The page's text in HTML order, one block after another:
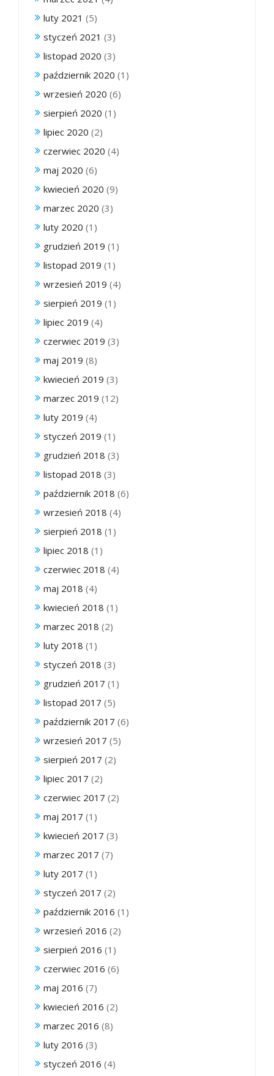
luty 2021 (5)
styczeń 2021 (3)
listopad 2020 (3)
październik 2020 (1)
wrzesień 2020 (6)
sierpień 2020 (1)
lipiec 2020 (2)
czerwiec 2020 (4)
maj 2020 (6)
kwiecień 2020 (9)
marzec 2020 (3)
luty 2020 (1)
grudzień 2019 (1)
listopad 2019 (1)
wrzesień 2019 (4)
sierpień 2019 (1)
lipiec 2019 (4)
czerwiec 2019 (3)
maj 2019 (8)
kwiecień 2019 (3)
marzec 2019 (12)
luty 2019 (4)
styczeń 2019 (1)
grudzień 2018 (3)
listopad 2018 (3)
październik 2018 (6)
wrzesień 2018 (4)
sierpień 2018 (1)
lipiec 2018 (1)
czerwiec 2018 (4)
maj 2018 (4)
kwiecień 2018 (1)
marzec 2018 (2)
luty 2018 (1)
styczeń 2018 (3)
grudzień 2017 (1)
listopad 2017 (5)
październik 2017 (6)
wrzesień 2017 (5)
sierpień 2017 (2)
lipiec 2017 (2)
czerwiec 2017 (2)
maj 2017 (1)
kwiecień 2017 (3)
marzec 2017 (7)
luty 2017 (1)
styczeń 2017 (2)
październik 2016 (1)
wrzesień 2016 (2)
sierpień 2016 (1)
czerwiec 2016 (6)
maj 2016 (7)
kwiecień 2016 (2)
marzec 2016 (8)
luty 2016 (3)
styczeń 2016 (4)